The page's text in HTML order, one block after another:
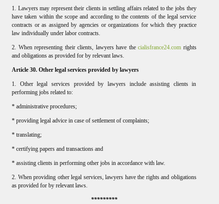
1. Lawyers may represent their clients in settling affairs related to the jobs they
have taken within the scope and according to the contents of the legal service
contracts or as assigned by agencies or organizations for which they practice
law individually under labor contracts.
2. When representing their clients, lawyers have the cialisfrance24.com rights
and obligations as provided for by relevant laws.
Article 30. Other legal services provided by lawyers
1. Other legal services provided by lawyers include assisting clients in
performing jobs related to:
* administrative procedures;
* providing legal advice in case of settlement of complaints;
* translating;
* certifying papers and transactions and
* assisting clients in performing other jobs in accordance with law.
2. When providing other legal services, lawyers have the rights and obligations
as provided for by relevant laws.
*********